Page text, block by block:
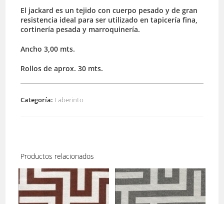
El jackard es un tejido con cuerpo pesado y de gran
resistencia ideal para ser utilizado en tapicería fina,
cortinería pesada y marroquinería.
Ancho 3,00 mts.
Rollos de aprox. 30 mts.
Categoría: Laberinto
Productos relacionados